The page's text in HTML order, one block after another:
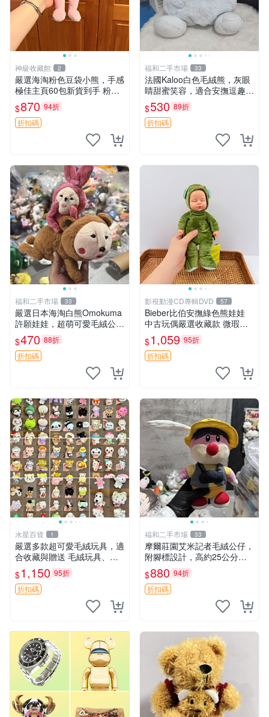
神級收藏館 2
嚴選海淘粉色豆袋小熊，手感
極佳主頁60包新貨到手 粉熊
豆袋 女孩豆袋熊
$870 94折
折扣碼
福和二手市場 33
法國Kaloo白色毛絨熊，灰眼
睛甜蜜笑容，適合安撫逗趣可
愛，柔軟面料手感佳。14 白
色安撫熊 毛絨玩具 寶寶逗樂
具
$530 89折
折扣碼
福和二手市場 33
嚴選日本海淘白熊Omokuma
許願娃娃，超萌可愛毛絨公仔
推薦收藏 白熊 Omokuma 毛
絨玩具 偽裝娃娃 玩具擺飾
$470 88折
折扣碼
影視動漫CD專輯DVD 57
Bieber比伯安撫綠色熊娃娃
中古玩偶嚴選收藏款 微瑕輕
度使用 Bieber綠熊娃娃 中古
玩偶 微瑕
$1,059 95折
折扣碼
水星百貨 1
嚴選多款超可愛毛絨玩具，適
合收藏與贈送 毛絨玩具、抱
枕、公仔
$1,150 95折
折扣碼
福和二手市場 33
摩爾莊園艾米記者毛絨公仔，
附腳標設計，高約25公分，
全新未拆封，限量珍藏。艾米
記者 毛絨公仔 超萌玩偶
$880 94折
折扣碼